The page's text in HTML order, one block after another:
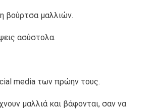
βούρτσα μαλλιών.
ασύστολα.
media των πρώην τους.
μαλλιά και βάφονται, σαν να